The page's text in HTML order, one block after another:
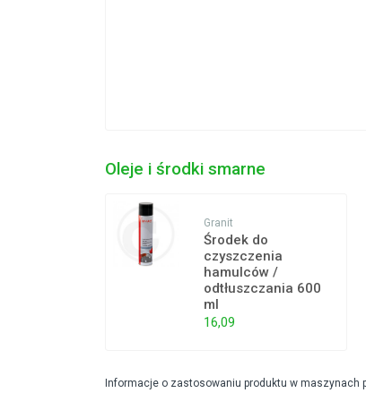
Oleje i środki smarne
Granit
Środek do
czyszczenia
hamulców /
odtłuszczania 600
ml
16,09
Informacje o zastosowaniu produktu w maszynach